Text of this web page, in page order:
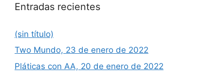
Entradas recientes
(sin título)
Two Mundo, 23 de enero de 2022
Pláticas con AA, 20 de enero de 2022